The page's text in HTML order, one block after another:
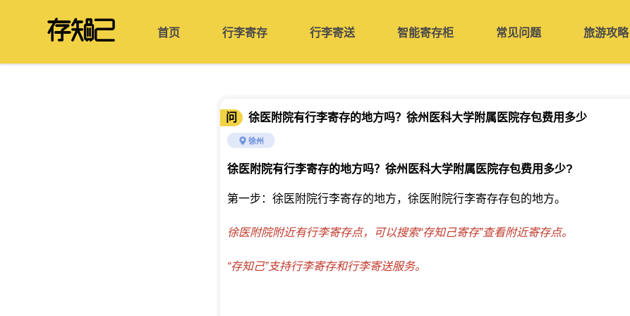
首页 行李寄存 行李寄送 智能寄存柜 常见问题 旅游攻略
问 徐医附院有行李寄存的地方吗？徐州医科大学附属医院存包费用多少
徐州
徐医附院有行李寄存的地方吗？徐州医科大学附属医院存包费用多少?
第一步：徐医附院行李寄存的地方，徐医附院行李寄存存包的地方。
徐医附院附近有行李寄存点，可以搜索“存知己寄存”查看附近寄存点。
“存知己”支持行李寄存和行李寄送服务。